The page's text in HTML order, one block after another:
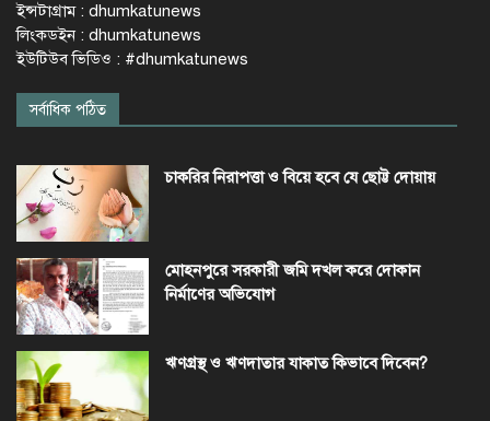
ইন্সটাগ্রাম : dhumkatunews
লিংকডইন : dhumkatunews
ইউটিউব ভিডিও : #dhumkatunews
সর্বাধিক পঠিত
চাকরির নিরাপত্তা ও বিয়ে হবে যে ছোট্ট দোয়ায়
মোহনপুরে সরকারী জমি দখল করে দোকান
নির্মাণের অভিযোগ
ঋণগ্রস্থ ও ঋণদাতার যাকাত কিভাবে দিবেন?